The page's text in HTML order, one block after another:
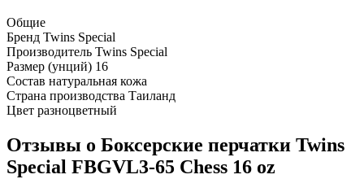
Общие
Бренд Twins Special
Производитель Twins Special
Размер (унций) 16
Состав натуральная кожа
Страна производства Таиланд
Цвет разноцветный
Отзывы о Боксерские перчатки Twins
Special FBGVL3-65 Chess 16 oz